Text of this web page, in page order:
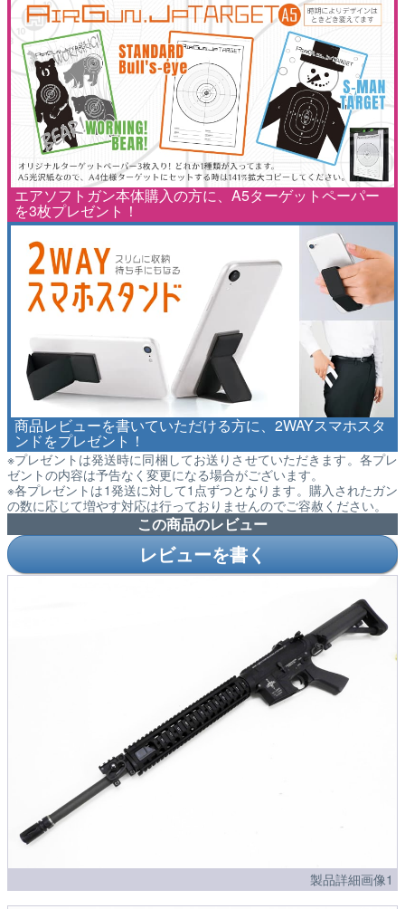
エアソフトガン本体購入の方に、A5ターゲットペーパー
を3枚プレゼント！
商品レビューを書いていただける方に、2WAYスマホスタ
ンドをプレゼント！
※プレゼントは発送時に同梱してお送りさせていただきます。各プレ
ゼントの内容は予告なく変更になる場合がございます。
※各プレゼントは1発送に対して1点ずつとなります。購入されたガン
の数に応じて増やす対応は行っておりませんのでご容赦ください。
この商品のレビュー
レビューを書く
製品詳細画像1